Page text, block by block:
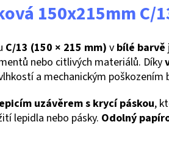
150x215mm C/
C/13 (150 × 215 mm) v bílé barvě
nebo citlivých materiálů. Díky
a mechanickým poškozením
uzávěrem s krycí páskou,
lepidla nebo pásky. Odolný